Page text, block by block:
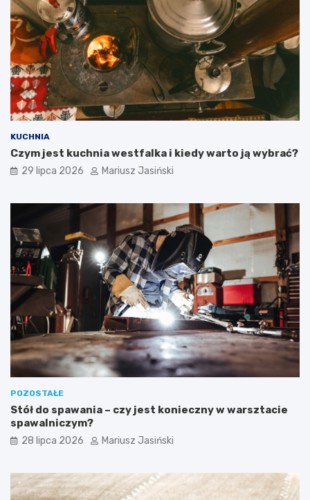
KUCHNIA
Czym jest kuchnia westfalka i kiedy warto ją wybrać?
29 lipca 2026 Mariusz Jasiński
POZOSTAŁE
Stół do spawania – czy jest konieczny w warsztacie
spawalniczym?
28 lipca 2026 Mariusz Jasiński